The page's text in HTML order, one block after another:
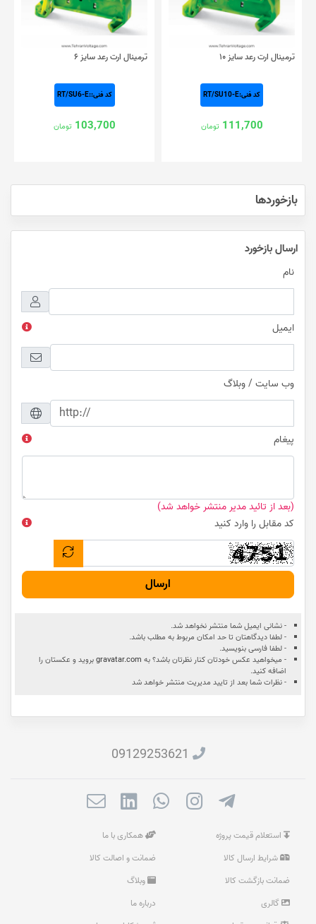
ترمینال ارت رعد سایز ۱۰
کد فنی:RT/SU10-E
111,700 تومان
ترمینال ارت رعد سایز ۶
کد فنی::RT/SU6-E
103,700 تومان
بازخوردها
ارسال بازخورد
نام
ایمیل
وب سایت / وبلاگ
پیغام
(بعد از تائید مدیر منتشر خواهد شد)
کد مقابل را وارد کنید
ارسال
- نشانی ایمیل شما منتشر نخواهد شد.
- لطفا دیدگاهتان تا حد امکان مربوط به مطلب باشد.
- لطفا فارسی بنویسید.
- میخواهید عکس خودتان کنار نظرتان باشد؟ به gravatar.comبروید و عکستان را
اضافه کنید.
- نظرات شما بعد از تایید مدیریت منتشر خواهد شد
09129253621
استعلام قیمت پروژه
همکاری با ما
شرایط ارسال کالا
ضمانت و اصالت کالا
ضمانت بازگشت کالا
وبلاگ
گالری
درباره ما